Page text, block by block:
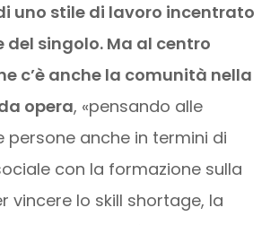
uno stile di lavoro incentrato
del singolo. Ma al centro
c’è anche la comunità nella
opera, «pensando alle
persone anche in termini di
con la formazione sulla
vincere lo skill shortage, la